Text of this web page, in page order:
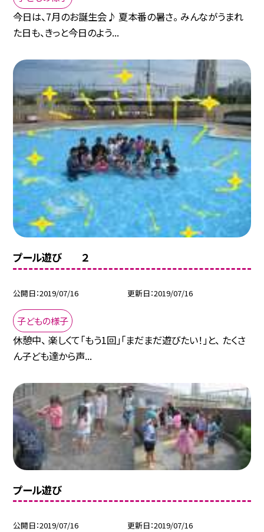
今日は、7月のお誕生会♪ 夏本番の暑さ。 みんながうまれ
た日も、きっと今日のよう...
プール遊び ２
公開日 2019/07/16 更新日 2019/07/16
子どもの様子
休憩中、 楽しくて「もう1回」「まだまだ遊びたい！」と、 たくさ
ん子ども達から声...
プール遊び
公開日 2019/07/16 更新日 2019/07/16